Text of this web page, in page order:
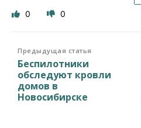
0 0
Предыдущая статья
Беспилотники
обследуют кровли
домов в
Новосибирске